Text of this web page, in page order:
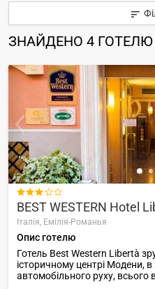
ЗНАЙДЕНО 4 ГОТЕЛЮ

BEST WESTERN Hotel
Італія, Емілія-Романья
Опис готелю
Готель Best Western Libertà
історичному центрі Модени,
автомобільного руху, всього